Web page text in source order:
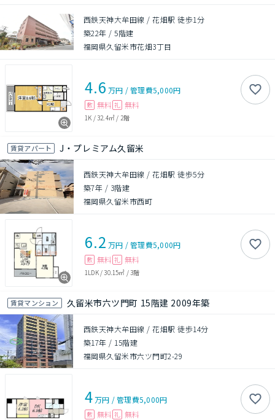
西鉄天神大牟田線 / 花畑駅 徒歩1分
築22年 /5階建
福岡県久留米市花畑3丁目
4.6 万円 /管理費5,000円
敷 無料 礼 無料
1K /32.4㎡ / 2階
賃貸アパート J・プレミアム久留米
西鉄天神大牟田線 / 花畑駅 徒歩5分
築7年 / 3階建
福岡県久留米市西町
6.2 万円 /管理費5,000円
敷 無料 礼 無料
1LDK/30.15㎡ /3階
賃貸マンション 久留米市六ツ門町 15階建 2009年築
西鉄天神大牟田線 / 花畑駅 徒歩14分
築17年 / 15階建
福岡県久留米市六ツ門町2-29
4万円 /管理費5,000円
敷 無料 礼 無料